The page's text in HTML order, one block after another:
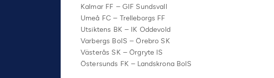
Kalmar FF – GIF Sundsvall
Umeå FC – Trelleborgs FF
Utsiktens BK – IK Oddevold
Varbergs BoIS – Örebro SK
Västerås SK – Örgryte IS
Östersunds FK – Landskrona BoIS